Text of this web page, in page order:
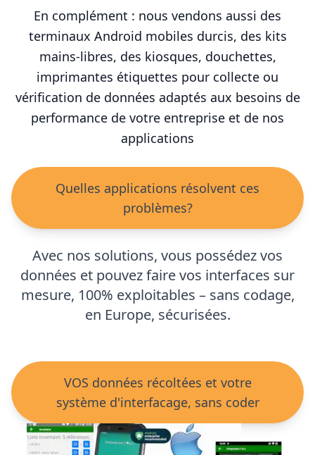
En complément : nous vendons aussi des
terminaux Android mobiles durcis, des kits
mains-libres, des kiosques, douchettes,
imprimantes étiquettes pour collecte ou
vérification de données adaptés aux besoins de
performance de votre entreprise et de nos
applications
Quelles applications résolvent ces
problèmes?
Avec nos solutions, vous possédez vos
données et pouvez faire vos interfaces sur
mesure, 100% exploitables – sans codage,
en Europe, sécurisées.
VOS données récoltées et votre
système d'interfacage, sans coder